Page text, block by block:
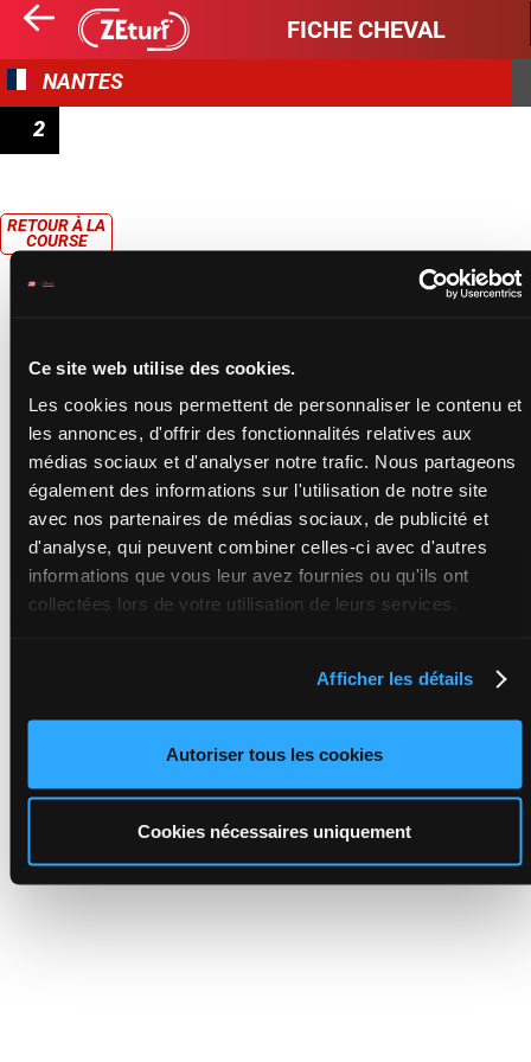
Ce site web utilise des cookies.
Les cookies nous permettent de personnaliser le contenu et
les annonces, d'offrir des fonctionnalités relatives aux
médias sociaux et d'analyser notre trafic. Nous partageons
également des informations sur l'utilisation de notre site
avec nos partenaires de médias sociaux, de publicité et
d'analyse, qui peuvent combiner celles-ci avec d'autres
informations que vous leur avez fournies ou qu'ils ont
collectées lors de votre utilisation de leurs services.
Afficher les détails
Autoriser tous les cookies
Cookies nécessaires uniquement
FICHE CHEVAL
NANTES
2
RETOUR À LA
COURSE